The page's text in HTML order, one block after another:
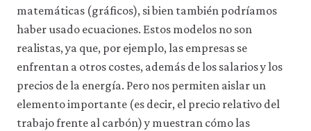
(como,
ejemplo,
para
a
recursos
para
los
que
matemáticas (gráficos), si bien también podríamos
haber usado ecuaciones. Estos modelos no son
realistas, ya que, por ejemplo, las empresas se
enfrentan a otros costes, además de los salarios y los
precios de la energía. Pero nos permiten aislar un
elemento importante (es decir, el precio relativo del
trabajo frente al carbón) y muestran cómo las